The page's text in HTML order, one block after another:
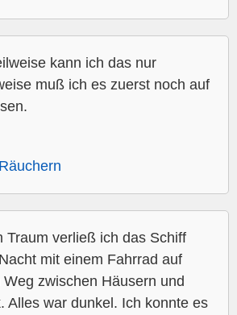
kann ich das nur
muß ich es zuerst noch auf
Traum verließ ich das Schiff
mit einem Fahrrad auf
zwischen Häusern und
Alles war dunkel. Ich konnte es